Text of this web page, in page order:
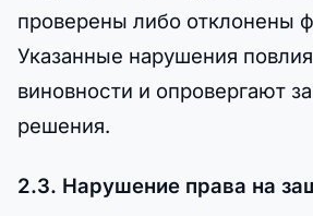
проверены либо отклонены
Указанные нарушения
виновности и опровергают
решения.
2.3. Нарушение права на